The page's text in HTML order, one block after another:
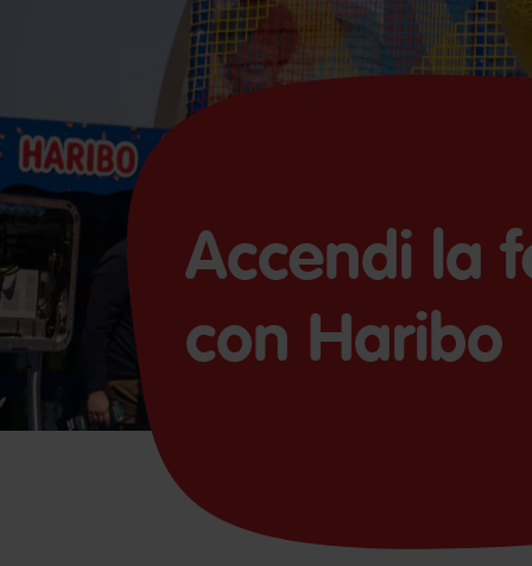
Accendi la
con Haribo